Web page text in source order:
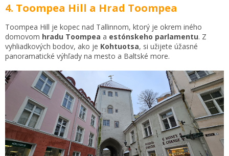
4. Toompea Hill a Hrad Toompea
Toompea Hill je kopec nad Tallinnom, ktorý je okrem iného
domovom hradu Toompea a estónskeho parlamentu. Z
vyhliadkových bodov, ako je Kohtuotsa, si užijete úžasné
panoramatické výhľady na mesto a Baltské more.